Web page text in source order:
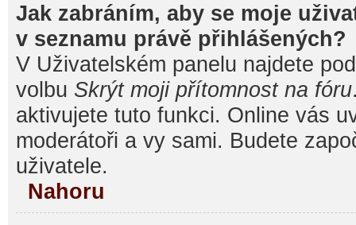
Jak zabráním, aby se moje
v seznamu právě přihlášených?
V Uživatelském panelu najdete
volbu Skrýt moji přítomnost na fóru
aktivujete tuto funkci. Online vás
moderátoři a vy sami. Budete
uživatele.
Nahoru